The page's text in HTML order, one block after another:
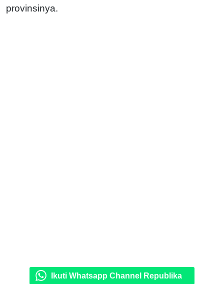
provinsinya.
Ikuti Whatsapp Channel Republika